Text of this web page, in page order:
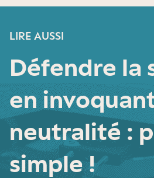
LIRE AUSSI
Défendre la
en
neutralité :
simple !